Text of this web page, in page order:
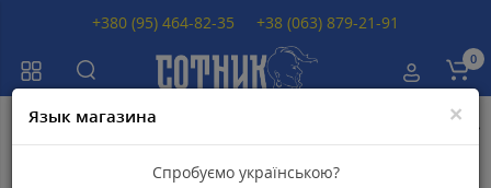
0
Тепловизор
×
Язык магазина
Спробуємо українською?
+380 (95) 464-82-35 +38 (063) 879-21-91